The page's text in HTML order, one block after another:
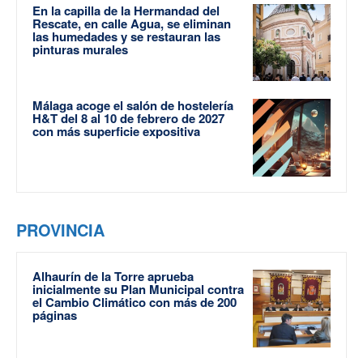
En la capilla de la Hermandad del
Rescate, en calle Agua, se eliminan
las humedades y se restauran las
pinturas murales
Málaga acoge el salón de hostelería
H&T del 8 al 10 de febrero de 2027
con más superficie expositiva
PROVINCIA
Alhaurín de la Torre aprueba
inicialmente su Plan Municipal contra
el Cambio Climático con más de 200
páginas